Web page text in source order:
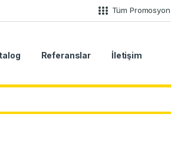
Tüm
Referanslar İletişim